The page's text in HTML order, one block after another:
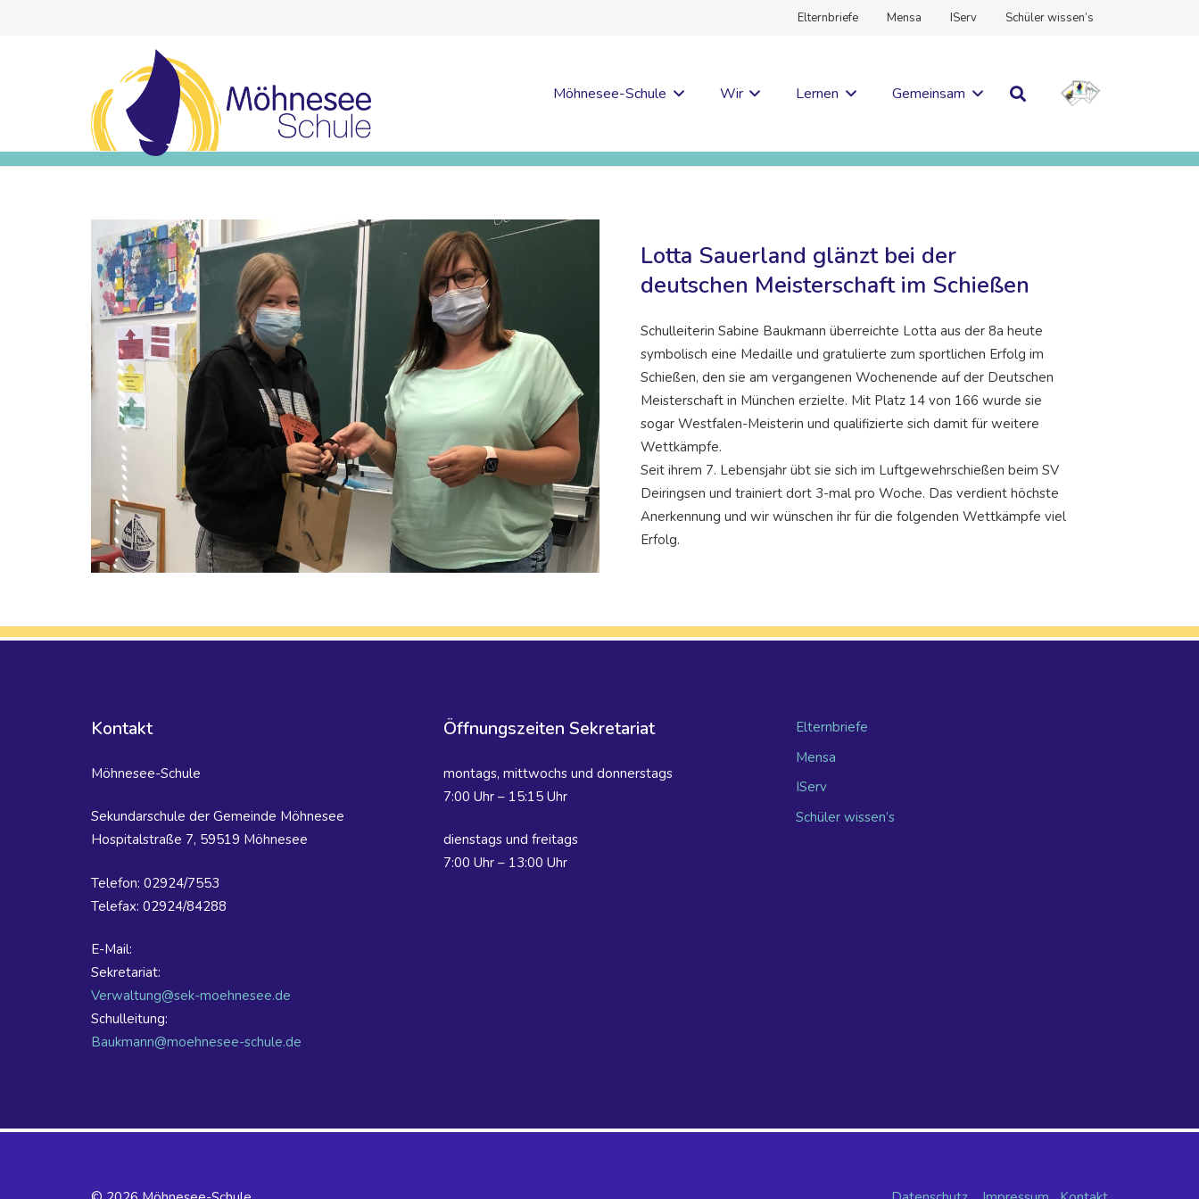
Elternbriefe Mensa IServ Schüler wissen’s
Möhnesee-Schule Wir Lernen Gemeinsam
Lotta Sauerland glänzt bei der
deutschen Meisterschaft im Schießen
Schulleiterin Sabine Baukmann überreichte Lotta aus der 8a heute
symbolisch eine Medaille und gratulierte zum sportlichen Erfolg im
Schießen, den sie am vergangenen Wochenende auf der Deutschen
Meisterschaft in München erzielte. Mit Platz 14 von 166 wurde sie
sogar Westfalen-Meisterin und qualifizierte sich damit für weitere
Wettkämpfe.
Seit ihrem 7. Lebensjahr übt sie sich im Luftgewehrschießen beim SV
Deiringsen und trainiert dort 3-mal pro Woche. Das verdient höchste
Anerkennung und wir wünschen ihr für die folgenden Wettkämpfe viel
Erfolg.
Kontakt
Möhnesee-Schule
Sekundarschule der Gemeinde Möhnesee
Hospitalstraße 7, 59519 Möhnesee
Telefon: 02924/7553
Telefax: 02924/84288
E-Mail:
Sekretariat:
Verwaltung@sek-moehnesee.de
Schulleitung:
Baukmann@moehnesee-schule.de
Öffnungszeiten Sekretariat
montags, mittwochs und donnerstags
7:00 Uhr – 15:15 Uhr
dienstags und freitags
7:00 Uhr – 13:00 Uhr
Elternbriefe
Mensa
IServ
Schüler wissen’s